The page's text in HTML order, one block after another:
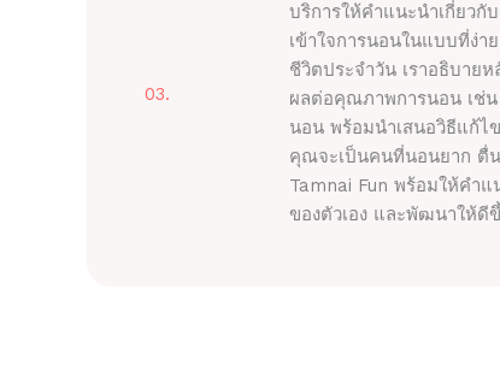
03.
บริการให้คำแนะนำเกี่ยวกั
เข้าใจการนอนในแบบที่ง่
ชีวิตประจำวัน เราอธิบาย
ผลต่อคุณภาพการนอน เช่
นอน พร้อมนำเสนอวิธีแก้ไ
คุณจะเป็นคนที่นอนยาก ตื่
Tamnai Fun พร้อมให้คำ
ของตัวเอง และพัฒนาให้ดี